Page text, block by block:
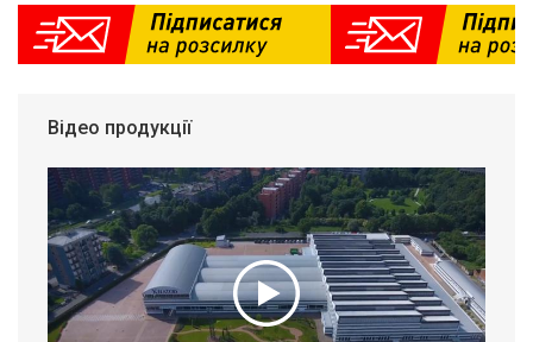
Відео продукції